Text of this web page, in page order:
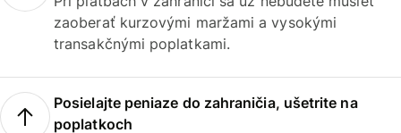
zaoberať kurzovými maržami a vysokými
transakčnými poplatkami.
Posielajte peniaze do zahraničia, ušetrite na
poplatkoch